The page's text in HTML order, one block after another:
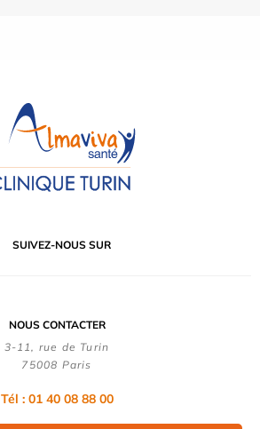
SUIVEZ-NOUS SUR
NOUS CONTACTER
3-11, rue de Turin
75008 Paris
Tél : 01 40 08 88 00